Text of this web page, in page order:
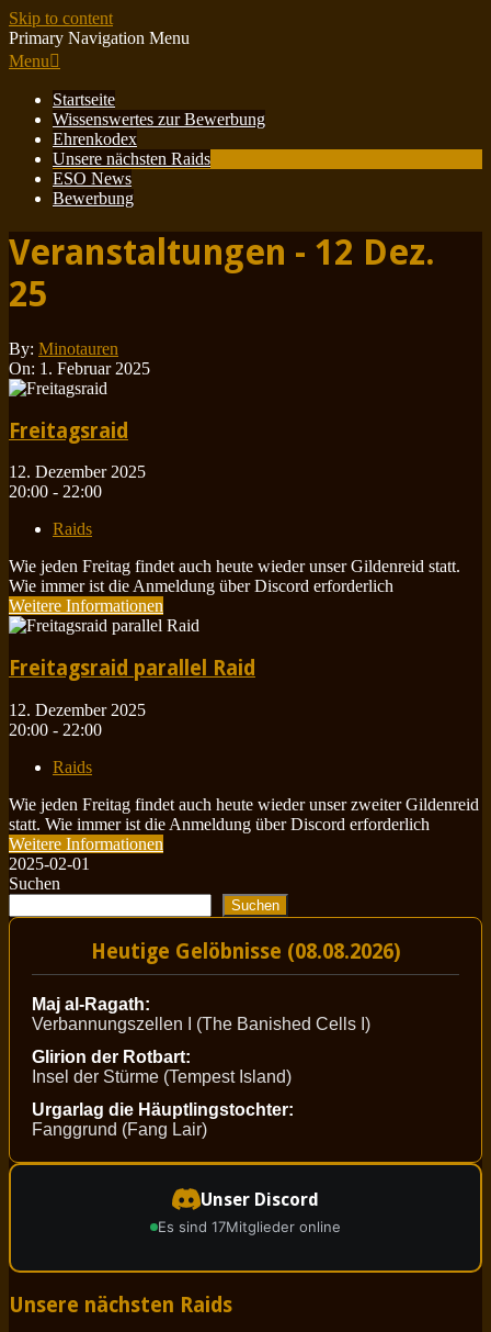
Skip to content
Primary Navigation Menu
Menu
Startseite
Wissenswertes zur Bewerbung
Ehrenkodex
Unsere nächsten Raids
ESO News
Bewerbung
Veranstaltungen - 12 Dez.
25
By: Minotauren
On: 1. Februar 2025
Freitagsraid
12. Dezember 2025
20:00 - 22:00
Raids
Wie jeden Freitag findet auch heute wieder unser Gildenreid statt.
Wie immer ist die Anmeldung über Discord erforderlich
Weitere Informationen
Freitagsraid parallel Raid
12. Dezember 2025
20:00 - 22:00
Raids
Wie jeden Freitag findet auch heute wieder unser zweiter Gildenreid
statt. Wie immer ist die Anmeldung über Discord erforderlich
Weitere Informationen
2025-02-01
Suchen
Suchen
Heutige Gelöbnisse (08.08.2026)
Maj al-Ragath:
Verbannungszellen I (The Banished Cells I)
Glirion der Rotbart:
Insel der Stürme (Tempest Island)
Urgarlag die Häuptlingstochter:
Fanggrund (Fang Lair)
Unser Discord
Es sind 17Mitglieder online
Unsere nächsten Raids